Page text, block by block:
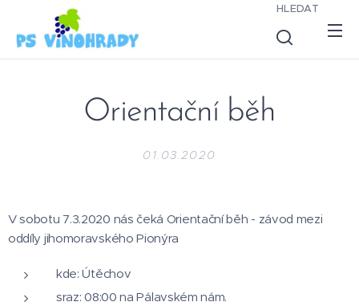
HLEDAT
Orientační běh
01.03.2020
V sobotu 7.3.2020 nás čeká Orientační běh - závod mezi
oddíly jihomoravského Pionýra
kde: Útěchov
sraz: 08:00 na Pálavském nám.